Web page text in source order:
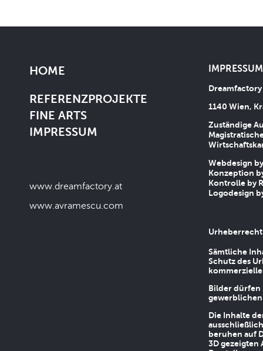
HOME
REFERENZPROJEKTE
FINE ARTS
IMPRESSUM
www.dreamfactory.at
www.avramescu.com
1140 Wien,
Zuständige
Webdesign
Konzeption
Kontrolle by
Logodesign
Urheberrecht
Sämtliche
Schutz des
Bilder dürfen
Die Inhalte
beruhen auf
3D gezeigten